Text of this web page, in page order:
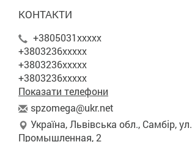
КОНТАКТИ
+3805031xxxxx
+3803236xxxxx
+3803236xxxxx
+3803236xxxxx
Показати телефони
spzomega@ukr.net
Україна, Львівська обл., Самбір, ул.
Промышленная, 2